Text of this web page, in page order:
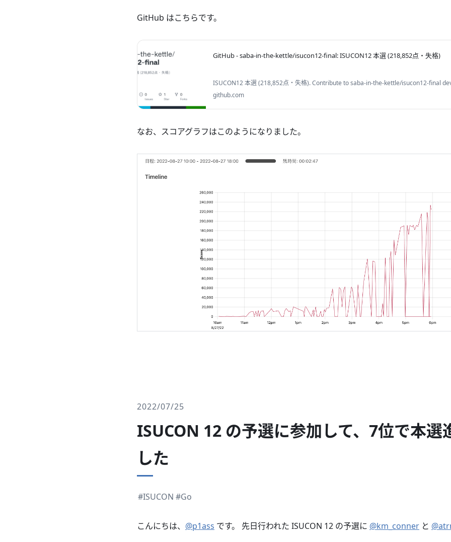
GitHub はこちらです。
GitHub - saba-in-the-kettle/isucon12-final: ISUCON12 本選 (218,852点・失格)
ISUCON12 本選 (218,852点・失格). Contribute to saba-in-the-kettle/isucon12-final
account on GitHub.
github.com
なお、スコアグラフはこのようになりました。
2022/07/25
ISUCON 12 の予選に参加して、7位で本選
した
#ISUCON #Go
こんにちは、 @p1ass です。 先日行われた ISUCON 12 の予選に @km_conner と